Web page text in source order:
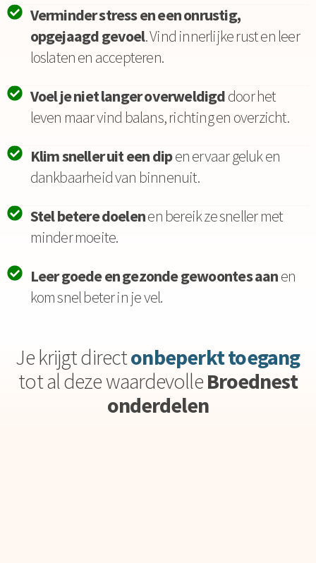
Verminder stress en een onrustig,
opgejaagd gevoel. Vind innerlijke rust en leer
loslaten en accepteren.
Voel je niet langer overweldigddoor het
leven maar vind balans, richting en overzicht.
Klim sneller uit een dipen ervaar geluk en
dankbaarheid van binnenuit.
Stel betere doelenen bereik ze sneller met
minder moeite.
Leer goede en gezonde gewoontes aanen
kom snel beter in je vel.
Je krijgt directonbeperkt toegang
tot al deze waardevolleBroednest
onderdelen